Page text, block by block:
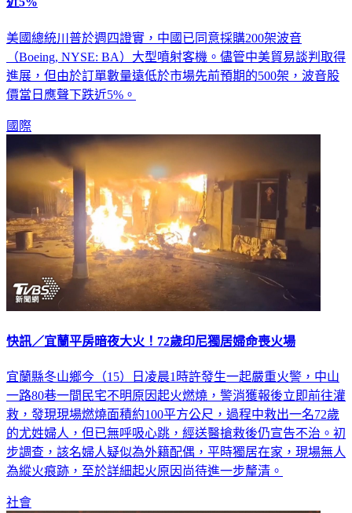
美國總統川普於週四證實，中國已同意採購200架波音
（Boeing, NYSE: BA）大型噴射客機。儘管中美貿易談判取得
進展，但由於訂單數量遠低於市場先前預期的500架，波音股
價當日應聲下跌近5%。
國際
快訊／宜蘭平房暗夜大火！72歲印尼獨居婦命喪火場
宜蘭縣冬山鄉今（15）日凌晨1時許發生一起嚴重火警，中山
一路80巷一間民宅不明原因起火燃燒，警消獲報後立即前往灌
救，發現現場燃燒面積約100平方公尺，過程中救出一名72歲
的尤姓婦人，但已無呼吸心跳，經送醫搶救後仍宣告不治。初
步調查，該名婦人疑似為外籍配偶，平時獨居在家，現場無人
為縱火痕跡，至於詳細起火原因尚待進一步釐清。
社會